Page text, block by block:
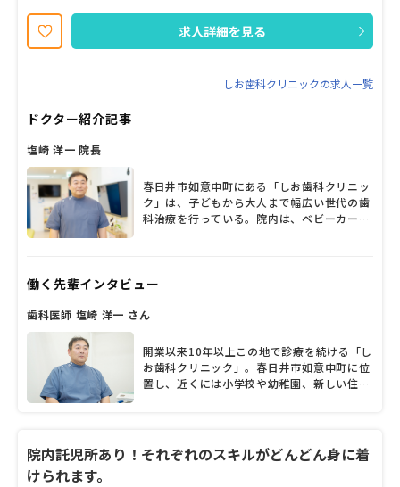
切にしてくださる方大歓迎です！ まずはお気軽にご相談下さい！
求人詳細を見る
しお歯科クリニックの求人一覧
ドクター紹介記事
塩崎 洋一 院長
春日井市如意申町にある「しお歯科クリニッ
ク」は、子どもから大人まで幅広い世代の歯
科治療を行っている。院内は、ベビーカーや
後、開業医のもとで研鑽を積んできた。周り
生の人柄とこれまでに培ってきた経験は、ス
柄に関するクチコミで来院する患者も多いそ
うだ。患者に合った治療を心がける塩崎先生
に、歯科医師を志した経緯や、診療への思い
働く先輩インタビュー
歯科医師 塩崎 洋一 さん
開業以来10年以上この地で診療を続ける「し
お歯科クリニック」。春日井市如意申町に位
置し、近くには小学校や幼稚園、新しい住宅
さんに親しまれています。何よりも患者さん
とのコミュニケーションを大切にしている塩
院内託児所あり！それぞれのスキルがどんどん身に着
けられます。